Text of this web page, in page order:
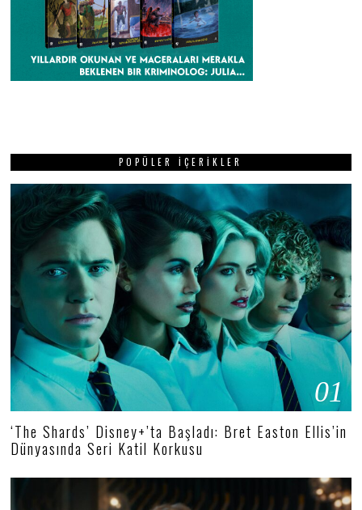
POPÜLER İÇERIKLER
01
‘The Shards’ Disney+’ta Başladı: Bret Easton Ellis’in
Dünyasında Seri Katil Korkusu